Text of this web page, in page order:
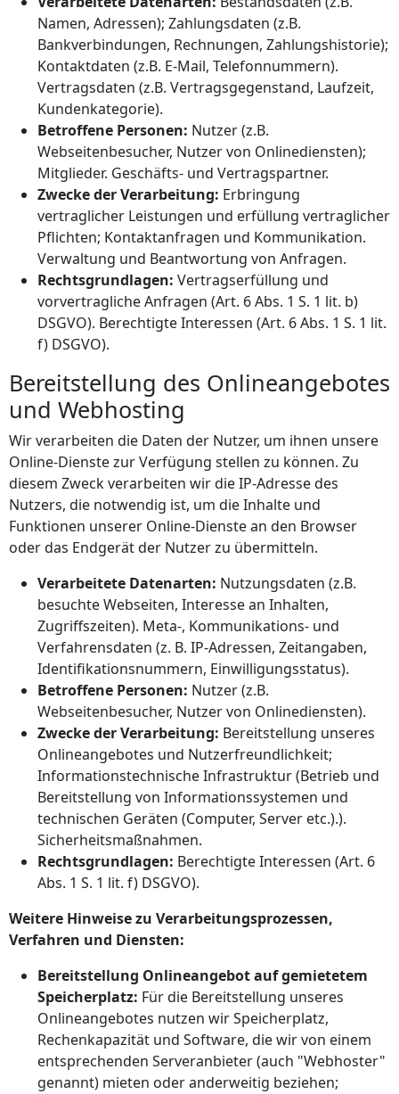
Namen, Adressen); Zahlungsdaten (z.B.
Bankverbindungen, Rechnungen, Zahlungshistorie);
Kontaktdaten (z.B. E-Mail, Telefonnummern).
Vertragsdaten (z.B. Vertragsgegenstand, Laufzeit,
Kundenkategorie).
Betroffene Personen: Nutzer (z.B.
Webseitenbesucher, Nutzer von Onlinediensten);
Mitglieder. Geschäfts- und Vertragspartner.
Zwecke der Verarbeitung: Erbringung
vertraglicher Leistungen und erfüllung vertraglicher
Pflichten; Kontaktanfragen und Kommunikation.
Verwaltung und Beantwortung von Anfragen.
Rechtsgrundlagen: Vertragserfüllung und
vorvertragliche Anfragen (Art. 6 Abs. 1 S. 1 lit. b)
DSGVO). Berechtigte Interessen (Art. 6 Abs. 1 S. 1 lit.
f) DSGVO).
Bereitstellung des Onlineangebotes
und Webhosting
Wir verarbeiten die Daten der Nutzer, um ihnen unsere
Online-Dienste zur Verfügung stellen zu können. Zu
diesem Zweck verarbeiten wir die IP-Adresse des
Nutzers, die notwendig ist, um die Inhalte und
Funktionen unserer Online-Dienste an den Browser
oder das Endgerät der Nutzer zu übermitteln.
Verarbeitete Datenarten: Nutzungsdaten (z.B.
besuchte Webseiten, Interesse an Inhalten,
Zugriffszeiten). Meta-, Kommunikations- und
Verfahrensdaten (z. B. IP-Adressen, Zeitangaben,
Identifikationsnummern, Einwilligungsstatus).
Betroffene Personen: Nutzer (z.B.
Webseitenbesucher, Nutzer von Onlinediensten).
Zwecke der Verarbeitung: Bereitstellung unseres
Onlineangebotes und Nutzerfreundlichkeit;
Informationstechnische Infrastruktur (Betrieb und
Bereitstellung von Informationssystemen und
technischen Geräten (Computer, Server etc.).).
Sicherheitsmaßnahmen.
Rechtsgrundlagen: Berechtigte Interessen (Art. 6
Abs. 1 S. 1 lit. f) DSGVO).
Weitere Hinweise zu Verarbeitungsprozessen,
Verfahren und Diensten:
Bereitstellung Onlineangebot auf gemietetem
Speicherplatz: Für die Bereitstellung unseres
Onlineangebotes nutzen wir Speicherplatz,
Rechenkapazität und Software, die wir von einem
entsprechenden Serveranbieter (auch "Webhoster"
genannt) mieten oder anderweitig beziehen;